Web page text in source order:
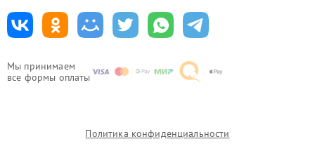
Мы принимаем
все формы оплаты
Политика конфиденциальности